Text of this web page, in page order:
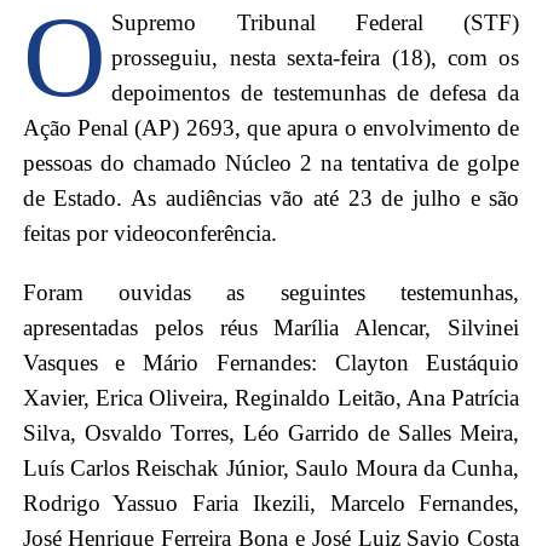
O Supremo Tribunal Federal (STF)
prosseguiu, nesta sexta-feira (18), com os
depoimentos de testemunhas de defesa da
Ação Penal (AP) 2693, que apura o envolvimento de
pessoas do chamado Núcleo 2 na tentativa de golpe
de Estado. As audiências vão até 23 de julho e são
feitas por videoconferência.
Foram ouvidas as seguintes testemunhas,
apresentadas pelos réus Marília Alencar, Silvinei
Vasques e Mário Fernandes: Clayton Eustáquio
Xavier, Erica Oliveira, Reginaldo Leitão, Ana Patrícia
Silva, Osvaldo Torres, Léo Garrido de Salles Meira,
Luís Carlos Reischak Júnior, Saulo Moura da Cunha,
Rodrigo Yassuo Faria Ikezili, Marcelo Fernandes,
José Henrique Ferreira Bona e José Luiz Savio Costa